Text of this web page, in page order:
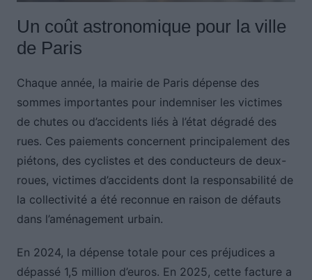
Un coût astronomique pour la ville
de Paris
Chaque année, la mairie de Paris dépense des
sommes importantes pour indemniser les victimes
de chutes ou d’accidents liés à l’état dégradé des
rues. Ces paiements concernent principalement des
piétons, des cyclistes et des conducteurs de deux-
roues, victimes d’accidents dont la responsabilité de
la collectivité a été reconnue en raison de défauts
dans l’aménagement urbain.
En 2024, la dépense totale pour ces préjudices a
dépassé 1,5 million d’euros. En 2025, cette facture a